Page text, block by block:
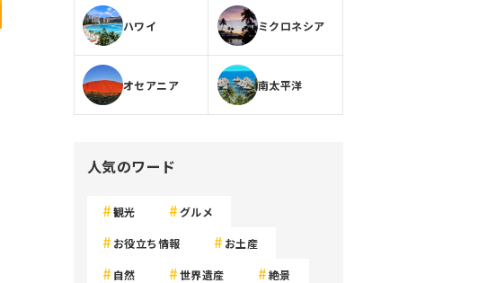
ハワイ ミクロネシア
オセアニア 南太平洋
人気のワード
観光 グルメ
お役立ち情報 お土産
自然 世界遺産 絶景